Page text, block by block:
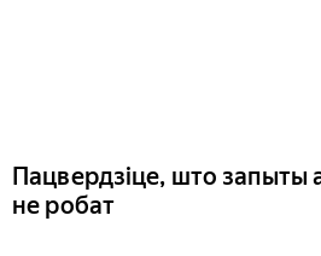
Пацвердзіце, што запыты
не робат